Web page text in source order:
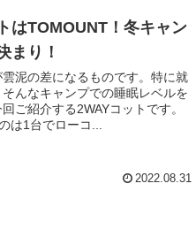
はTOMOUNT！冬キャン
まり！
泥の差になるものです。特に就
んなキャンプでの睡眠レベルを
ご紹介する2WAYコットです。
は1台でローコ...
2022.08.31